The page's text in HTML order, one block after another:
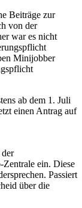
Beiträge zur
von der
war es nicht
Minijobber
ab dem 1. Juli
einen Antrag auf
ein. Diese
Passiert
über die